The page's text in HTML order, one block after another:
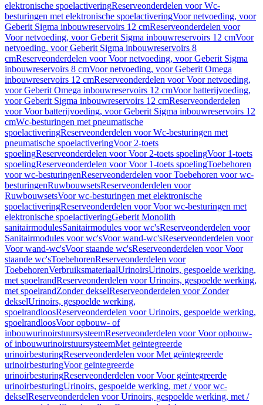
elektronische spoelactiveringReserveonderdelen voor Wc-
besturingen met elektronische spoelactiveringVoor netvoeding, voor
Geberit Sigma inbouwreservoirs 12 cmReserveonderdelen voor
Voor netvoeding, voor Geberit Sigma inbouwreservoirs 12 cmVoor
netvoeding, voor Geberit Sigma inbouwreservoirs 8
cmReserveonderdelen voor Voor netvoeding, voor Geberit Sigma
inbouwreservoirs 8 cmVoor netvoeding, voor Geberit Omega
inbouwreservoirs 12 cmReserveonderdelen voor Voor netvoeding,
voor Geberit Omega inbouwreservoirs 12 cmVoor batterijvoeding,
voor Geberit Sigma inbouwreservoirs 12 cmReserveonderdelen
voor Voor batterijvoeding, voor Geberit Sigma inbouwreservoirs 12
cmWc-besturingen met pneumatische
spoelactiveringReserveonderdelen voor Wc-besturingen met
pneumatische spoelactiveringVoor 2-toets
spoelingReserveonderdelen voor Voor 2-toets spoelingVoor 1-toets
spoelingReserveonderdelen voor Voor 1-toets spoelingToebehoren
voor wc-besturingenReserveonderdelen voor Toebehoren voor wc-
besturingenRuwbouwsetsReserveonderdelen voor
RuwbouwsetsVoor wc-besturingen met elektronische
spoelactiveringReserveonderdelen voor Voor wc-besturingen met
elektronische spoelactiveringGeberit Monolith
sanitairmodulesSanitairmodules voor wc'sReserveonderdelen voor
Sanitairmodules voor wc'sVoor wand-wc'sReserveonderdelen voor
Voor wand-wc'sVoor staande wc'sReserveonderdelen voor Voor
staande wc'sToebehorenReserveonderdelen voor
ToebehorenVerbruiksmateriaalUrinoirsUrinoirs, gespoelde werking,
met spoelrandReserveonderdelen voor Urinoirs, gespoelde werking,
met spoelrandZonder dekselReserveonderdelen voor Zonder
dekselUrinoirs, gespoelde werking,
spoelrandloosReserveonderdelen voor Urinoirs, gespoelde werking,
spoelrandloosVoor opbouw- of
inbouwurinoirstuursysteemReserveonderdelen voor Voor opbouw-
of inbouwurinoirstuursysteemMet geïntegreerde
urinoirbesturingReserveonderdelen voor Met geïntegreerde
urinoirbesturingVoor geïntegreerde
urinoirbesturingReserveonderdelen voor Voor geïntegreerde
urinoirbesturingUrinoirs, gespoelde werking, met / voor wc-
dekselReserveonderdelen voor Urinoirs, gespoelde werking, met /